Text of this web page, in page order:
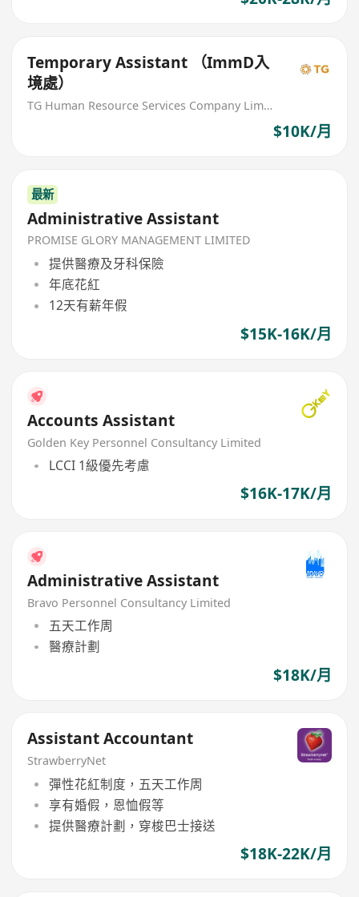
Temporary Assistant （ImmD入
境處）
TG Human Resource Services Company Limited
$10K/月
最新
Administrative Assistant
PROMISE GLORY MANAGEMENT LIMITED
提供醫療及牙科保險
年底花紅
12天有薪年假
$15K-16K/月
Accounts Assistant
Golden Key Personnel Consultancy Limited
LCCI 1級優先考慮
$16K-17K/月
Administrative Assistant
Bravo Personnel Consultancy Limited
五天工作周
醫療計劃
$18K/月
Assistant Accountant
StrawberryNet
彈性花紅制度，五天工作周
享有婚假，恩恤假等
提供醫療計劃，穿梭巴士接送
$18K-22K/月